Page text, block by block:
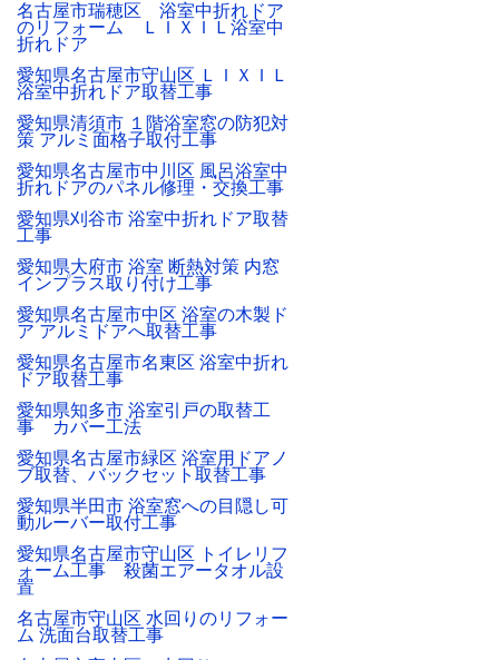
名古屋市瑞穂区 浴室中折れドア
のリフォーム ＬＩＸＩＬ浴室中
折れドア
愛知県名古屋市守山区 ＬＩＸＩＬ
浴室中折れドア取替工事
愛知県清須市 １階浴室窓の防犯対
策 アルミ面格子取付工事
愛知県名古屋市中川区 風呂浴室中
折れドアのパネル修理・交換工事
愛知県刈谷市 浴室中折れドア取替
工事
愛知県大府市 浴室 断熱対策 内窓
インプラス取り付け工事
愛知県名古屋市中区 浴室の木製ド
ア アルミドアへ取替工事
愛知県名古屋市名東区 浴室中折れ
ドア取替工事
愛知県知多市 浴室引戸の取替工
事 カバー工法
愛知県名古屋市緑区 浴室用ドアノ
ブ取替、バックセット取替工事
愛知県半田市 浴室窓への目隠し可
動ルーバー取付工事
愛知県名古屋市守山区 トイレリフ
ォーム工事 殺菌エアータオル設
置
名古屋市守山区 水回りのリフォー
ム 洗面台取替工事